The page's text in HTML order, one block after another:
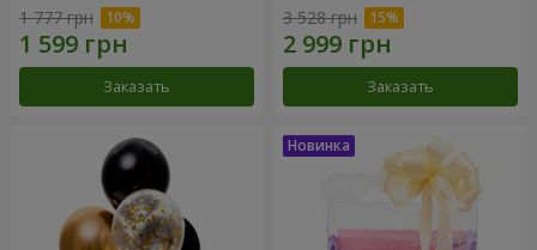
1 777 грн
Заказать
3 528 грн
Заказать